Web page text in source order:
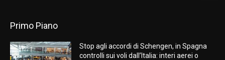
Primo Piano
Stop agli accordi di Schengen, in Spagna
controlli sui voli dall’Italia: interi aerei o